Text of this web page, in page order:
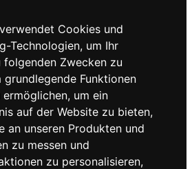
Cookies und
Technologien, um Ihr
folgenden Zwecken zu
grundlegende Funktionen
, um ein
auf der Website zu bieten,
an unseren Produkten und
zu messen und
zu personalisieren,